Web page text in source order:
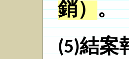
銷 ） 。
(5)結案